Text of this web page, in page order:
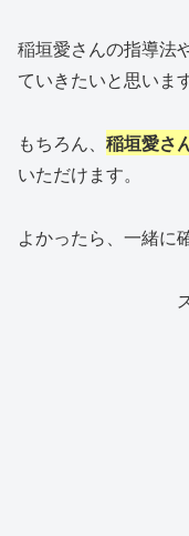
稲垣愛さんの指導法
ていきたいと思います
もちろん、 稲垣愛さ
いただけます。
よかったら、一緒に